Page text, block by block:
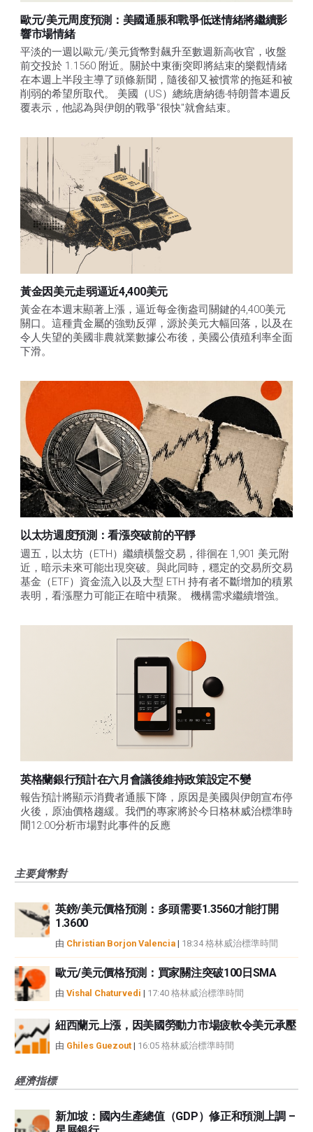
歐元/美元周度預測：美國通脹和戰爭低迷情緒將繼續影
響市場情緒
平淡的一週以歐元/美元貨幣對飆升至數週新高收官，收盤
前交投於 1.1560 附近。關於中東衝突即將結束的樂觀情緒
在本週上半段主導了頭條新聞，隨後卻又被慣常的拖延和被
削弱的希望所取代。 美國（US）總統唐納德-特朗普本週反
覆表示，他認為與伊朗的戰爭"很快"就會結束。
黃金因美元走弱逼近4,400美元
黃金在本週末顯著上漲，逼近每金衡盎司關鍵的4,400美元
關口。這種貴金屬的強勁反彈，源於美元大幅回落，以及在
令人失望的美國非農就業數據公布後，美國公債殖利率全面
下滑。
以太坊週度預測：看漲突破前的平靜
週五，以太坊（ETH）繼續橫盤交易，徘徊在 1,901 美元附
近，暗示未來可能出現突破。與此同時，穩定的交易所交易
基金（ETF）資金流入以及大型 ETH 持有者不斷增加的積累
表明，看漲壓力可能正在暗中積聚。 機構需求繼續增強。
英格蘭銀行預計在六月會議後維持政策設定不變
報告預計將顯示消費者通脹下降，原因是美國與伊朗宣布停
火後，原油價格趨緩。我們的專家將於今日格林威治標準時
間12:00分析市場對此事件的反應
主要貨幣對
英鎊/美元價格預測：多頭需要1.3560才能打開
1.3600
由 Christian Borjon Valencia | 18:34 格林威治標準時間
歐元/美元價格預測：買家關注突破100日SMA
由 Vishal Chaturvedi | 17:40 格林威治標準時間
紐西蘭元上漲，因美國勞動力市場疲軟令美元承壓
由 Ghiles Guezout | 16:05 格林威治標準時間
經濟指標
新加坡：國內生產總值（GDP）修正和預測上調 –